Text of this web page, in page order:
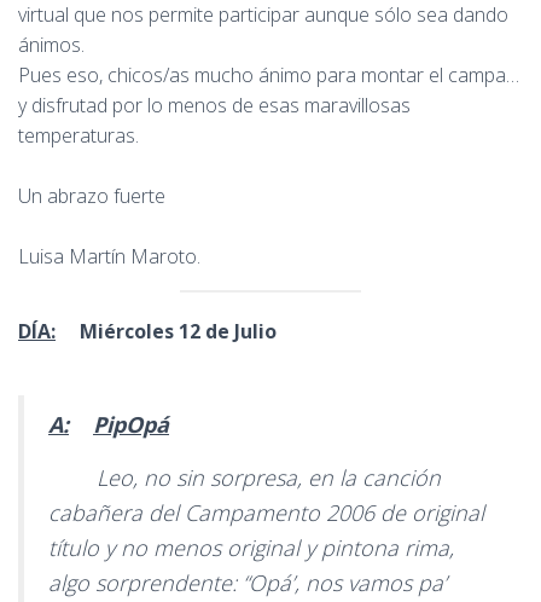
virtual que nos permite participar aunque sólo sea dando
ánimos.
Pues eso, chicos/as mucho ánimo para montar el campa…
y disfrutad por lo menos de esas maravillosas
temperaturas.
Un abrazo fuerte
Luisa Martín Maroto.
DÍA: Miércoles 12 de Julio
A:
PipOpá
Leo, no sin sorpresa, en la canción
cabañera del Campamento 2006 de original
título y no menos original y pintona rima,
algo sorprendente:“Opá’, nos vamos pa’